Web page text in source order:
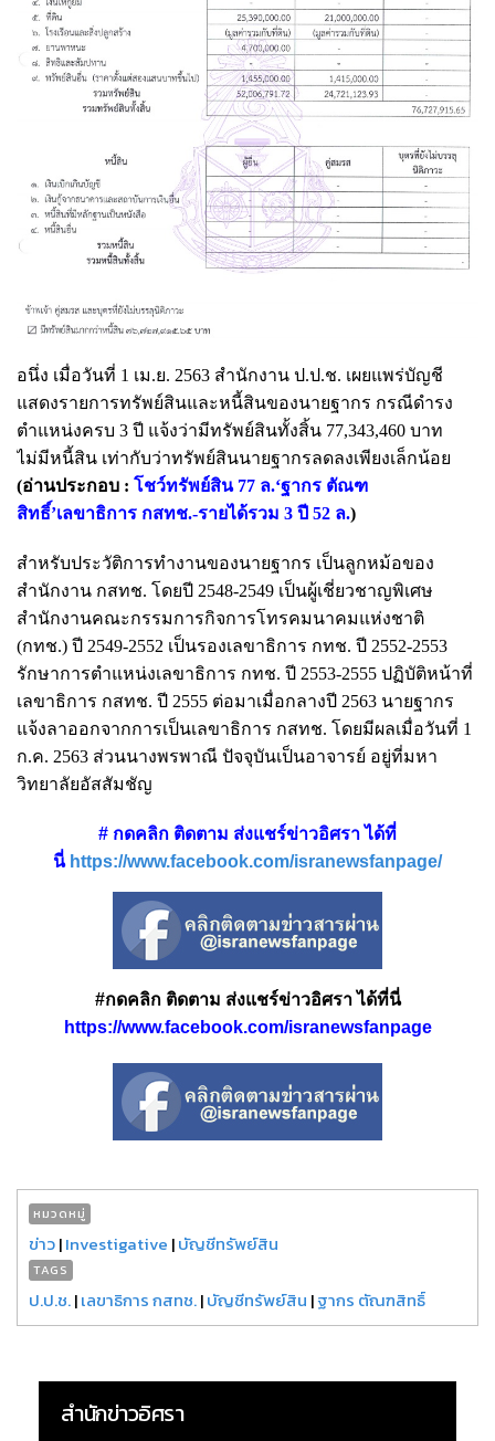
อนึ่ง เมื่อวันที่ 1 เม.ย. 2563 สำนักงาน ป.ป.ช. เผยแพร่บัญชี
แสดงรายการทรัพย์สินและหนี้สินของนายฐากร กรณีดำรง
ตำแหน่งครบ 3 ปี แจ้งว่ามีทรัพย์สินทั้งสิ้น 77,343,460 บาท
ไม่มีหนี้สิน เท่ากับว่าทรัพย์สินนายฐากรลดลงเพียงเล็กน้อย
(อ่านประกอบ : โชว์ทรัพย์สิน 77 ล.‘ฐากร ตัณฑ
สิทธิ์’เลขาธิการ กสทช.-รายได้รวม 3 ปี 52 ล.)
สำหรับประวัติการทำงานของนายฐากร เป็นลูกหม้อของ
สำนักงาน กสทช. โดยปี 2548-2549 เป็นผู้เชี่ยวชาญพิเศษ
สำนักงานคณะกรรมการกิจการโทรคมนาคมแห่งชาติ
(กทช.) ปี 2549-2552 เป็นรองเลขาธิการ กทช. ปี 2552-2553
รักษาการตำแหน่งเลขาธิการ กทช. ปี 2553-2555 ปฏิบัติหน้าที่
เลขาธิการ กสทช. ปี 2555 ต่อมาเมื่อกลางปี 2563 นายฐากร
แจ้งลาออกจากการเป็นเลขาธิการ กสทช. โดยมีผลเมื่อวันที่ 1
ก.ค. 2563 ส่วนนางพรพาณี ปัจจุบันเป็นอาจารย์ อยู่ที่มหา
วิทยาลัยอัสสัมชัญ
# กดคลิก ติดตาม ส่งแชร์ข่าวอิศรา ได้ที่
นี่ https://www.facebook.com/isranewsfanpage/
#กดคลิก ติดตาม ส่งแชร์ข่าวอิศรา ได้ที่นี่
https://www.facebook.com/isranewsfanpage
หมวดหมู่
ข่าว|Investigative |บัญชีทรัพย์สิน
TAGS
ป.ป.ช.|เลขาธิการ กสทช.|บัญชีทรัพย์สิน |ฐากร ตัณฑสิทธิ์
สำนักข่าวอิศรา